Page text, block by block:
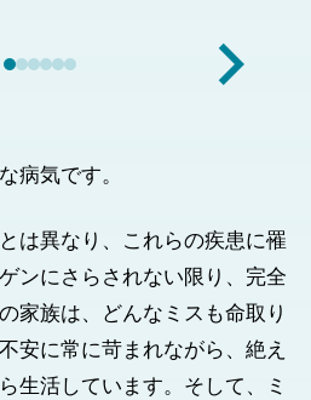
病気です。
は異なり、これらの疾患に罹
ンにさらされない限り、完全
家族は、どんなミスも命取り
安に常に苛まれながら、絶え
生活しています。そして、ミ